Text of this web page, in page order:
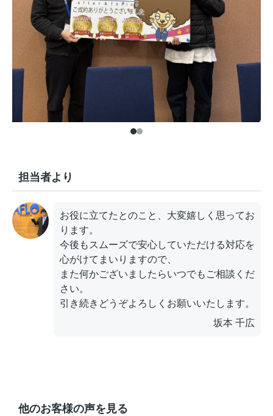
担当者より
お役に立てたとのこと、大変嬉しく思ってお
ります。
今後もスムーズで安心していただける対応を
心がけてまいりますので、
また何かございましたらいつでもご相談くだ
さい。
引き続きどうぞよろしくお願いいたします。
坂本 千広
他のお客様の声を見る